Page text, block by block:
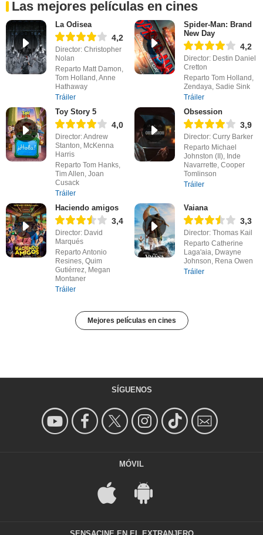
Las mejores películas en cines
La Odisea
4,2
Director: Christopher
Nolan
Reparto Matt Damon,
Tom Holland, Anne
Hathaway
Tráiler
Spider-Man: Brand
New Day
4,2
Director: Destin Daniel
Cretton
Reparto Tom Holland,
Zendaya, Sadie Sink
Tráiler
Toy Story 5
4,0
Director: Andrew
Stanton, McKenna
Harris
Reparto Tom Hanks,
Tim Allen, Joan
Cusack
Tráiler
Obsession
3,9
Director: Curry Barker
Reparto Michael
Johnston (II), Inde
Navarrette, Cooper
Tomlinson
Tráiler
Haciendo amigos
3,4
Director: David
Marqués
Reparto Antonio
Resines, Quim
Gutiérrez, Megan
Montaner
Tráiler
Vaiana
3,3
Director: Thomas Kail
Reparto Catherine
Laga'aia, Dwayne
Johnson, Rena Owen
Tráiler
Mejores películas en cines
SÍGUENOS
MÓVIL